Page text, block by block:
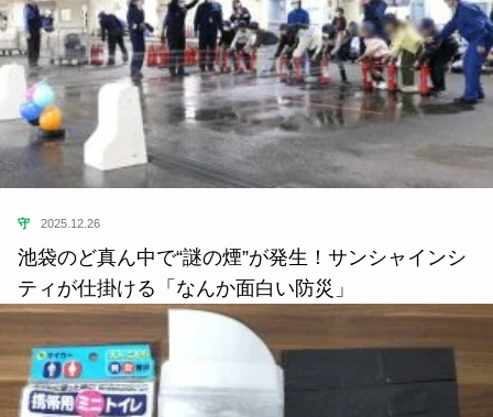
守 2025.12.26
池袋のど真ん中で“謎の煙”が発生！サンシャインシ
ティが仕掛ける「なんか面白い防災」